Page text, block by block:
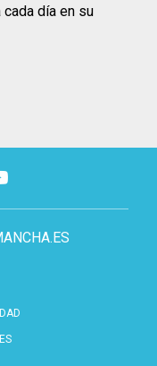
día en su